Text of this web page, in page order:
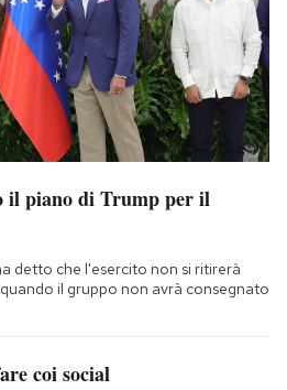
il piano di Trump per il
detto che l'esercito non si ritirerà
il gruppo non avrà consegnato
coi social